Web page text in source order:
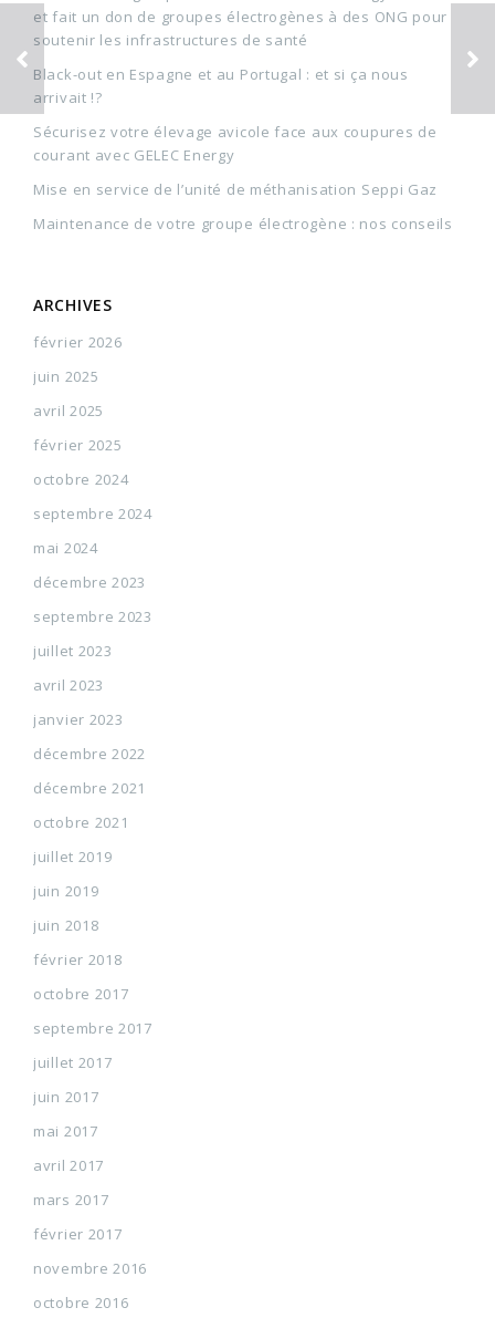
et fait un don de groupes électrogènes à des ONG pour
soutenir les infrastructures de santé
Black-out en Espagne et au Portugal : et si ça nous
arrivait !?
Sécurisez votre élevage avicole face aux coupures de
courant avec GELEC Energy
Mise en service de l’unité de méthanisation Seppi Gaz
Maintenance de votre groupe électrogène : nos conseils
ARCHIVES
février 2026
juin 2025
avril 2025
février 2025
octobre 2024
septembre 2024
mai 2024
décembre 2023
septembre 2023
juillet 2023
avril 2023
janvier 2023
décembre 2022
décembre 2021
octobre 2021
juillet 2019
juin 2019
juin 2018
février 2018
octobre 2017
septembre 2017
juillet 2017
juin 2017
mai 2017
avril 2017
mars 2017
février 2017
novembre 2016
octobre 2016